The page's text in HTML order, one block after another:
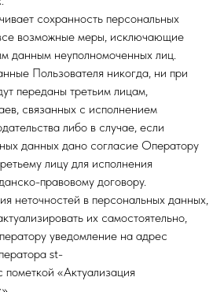
сохранность персональных
возможные меры, исключающие
данным неуполномоченных лиц.
Пользователя никогда, ни при
переданы третьим лицам,
связанных с исполнением
либо в случае, если
данных дано согласие Оператору
лицу для исполнения
правовому договору.
неточностей в персональных данных,
их самостоятельно,
уведомление на адрес
st-
«Актуализация